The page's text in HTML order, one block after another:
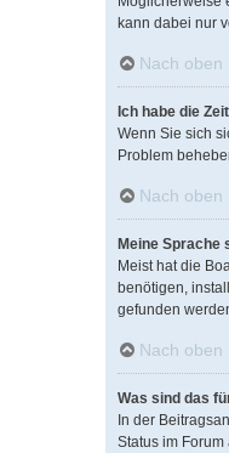
kann dabei nur
Nach oben
Ich habe die
Wenn Sie sich
Problem
Nach oben
Meine Sprache
Meist hat die
benötigen,
gefunden
Nach oben
Was sind das
In der
Status im